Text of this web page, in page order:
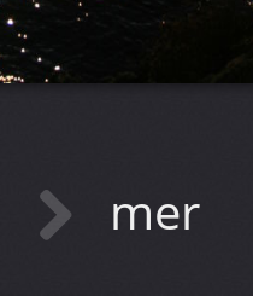
mer